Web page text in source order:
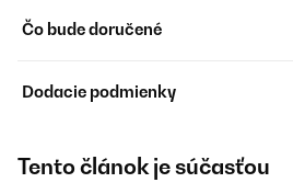
Čo bude doručené
Dodacie podmienky
Tento článok je súčasťou